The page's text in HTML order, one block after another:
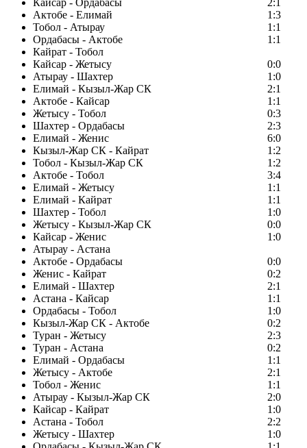
Кайсар - Ордабасы
2:1
Актобе - Елимай
1:3
Тобол - Атырау
1:1
Ордабасы - Актобе
1:1
Кайрат - Тобол
Кайсар - Жетысу
0:0
Атырау - Шахтер
1:0
Елимай - Кызыл-Жар СК
2:1
Актобе - Кайсар
1:1
Жетысу - Тобол
0:3
Шахтер - Ордабасы
2:3
Елимай - Женис
6:0
Кызыл-Жар СК - Кайрат
1:2
Тобол - Кызыл-Жар СК
1:2
Актобе - Тобол
3:4
Елимай - Жетысу
1:1
Елимай - Кайрат
1:1
Шахтер - Тобол
1:0
Жетысу - Кызыл-Жар СК
0:0
Кайсар - Женис
1:0
Атырау - Астана
Актобе - Ордабасы
0:0
Женис - Кайрат
0:2
Елимай - Шахтер
2:1
Астана - Кайсар
1:1
Ордабасы - Тобол
1:0
Кызыл-Жар СК - Актобе
0:2
Туран - Жетысу
2:3
Туран - Астана
0:2
Елимай - Ордабасы
1:1
Жетысу - Актобе
2:1
Тобол - Женис
1:1
Атырау - Кызыл-Жар СК
2:0
Кайсар - Кайрат
1:0
Астана - Тобол
2:2
Жетысу - Шахтер
1:0